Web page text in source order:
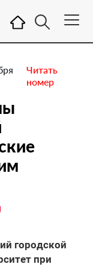
Читать
номер
городской
при